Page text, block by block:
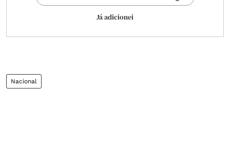
Já adicionei
Nacional